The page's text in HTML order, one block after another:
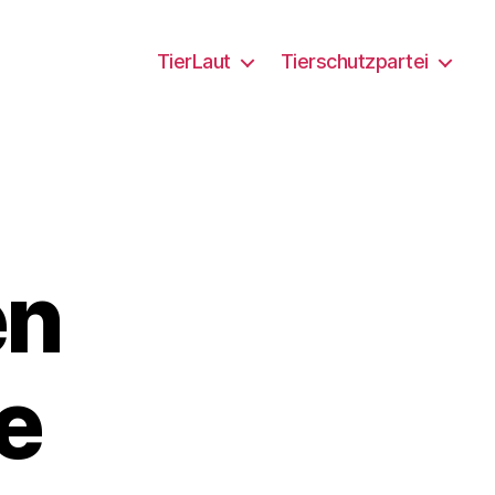
TierLaut Tierschutzpartei